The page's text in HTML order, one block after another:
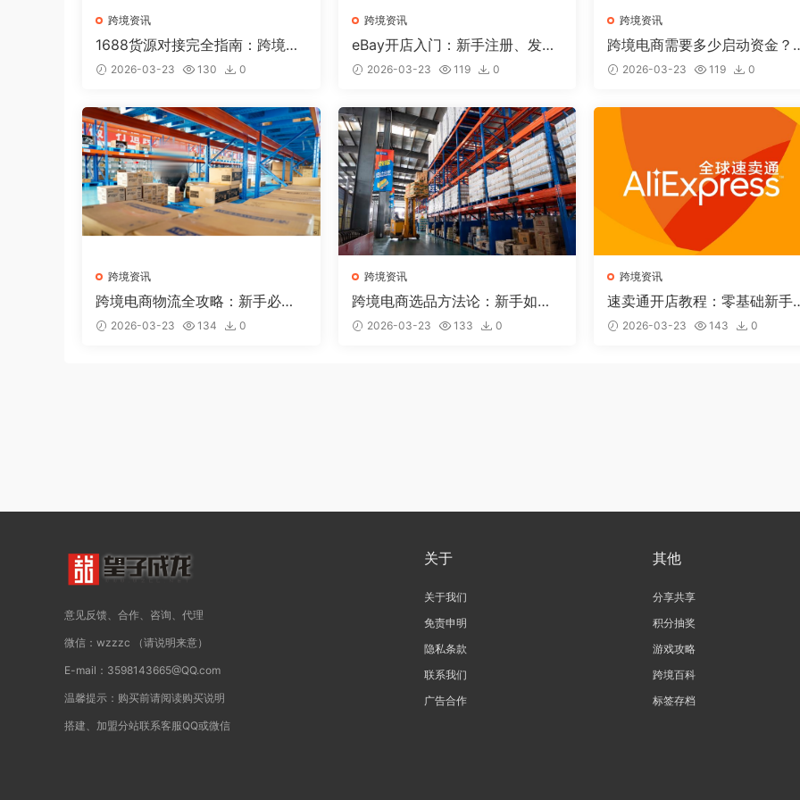
跨境资讯
1688货源对接完全指南：跨境卖
家如何找到优质供应商？
2026-03-23 130 0
跨境资讯
eBay开店入门：新手注册、发布
产品和出单全流程
2026-03-23 119 0
跨境资讯
跨境电商需要多少启动资金？
平台资金规划详解
2026-03-23 119 0
跨境资讯
跨境电商物流全攻略：新手必懂
的5种国际物流方式
2026-03-23 134 0
跨境资讯
跨境电商选品方法论：新手如何
找到第一个赚钱的产品？
2026-03-23 133 0
跨境资讯
速卖通开店教程：零基础新手
何从0到1做速卖通（2026完整
版）
2026-03-23 143 0
意见反馈、合作、咨询、代理
微信：wzzzc （请说明来意）
E-mail：3598143665@QQ.com
温馨提示：购买前请阅读购买说明
搭建、加盟分站联系客服QQ或微信
关于
关于我们
免责申明
隐私条款
联系我们
广告合作
其他
分享共享
积分抽奖
游戏攻略
跨境百科
标签存档